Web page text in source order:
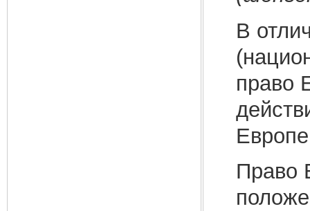
В
право
Право